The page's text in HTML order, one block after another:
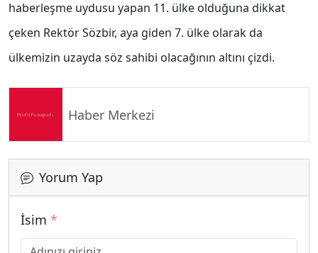
haberleşme uydusu yapan 11. ülke olduğuna dikkat
çeken Rektör Sözbir, aya giden 7. ülke olarak da
ülkemizin uzayda söz sahibi olacağının altını çizdi.
Haber Merkezi
Yorum Yap
İsim *